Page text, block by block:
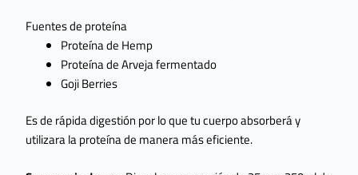
Fuentes de proteína
Proteína de Hemp
Proteína de Arveja fermentado
Goji Berries
Es de rápida digestión por lo que tu cuerpo absorberá y
utilizara la proteína de manera más eficiente.